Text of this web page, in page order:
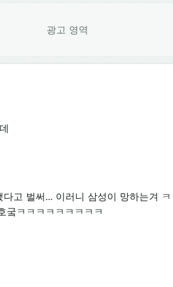
광고 영역
고 벌써... 이러니 삼성이 망하는겨
궄ㅋㅋㅋㅋㅋㅋㅋㅋㅋ